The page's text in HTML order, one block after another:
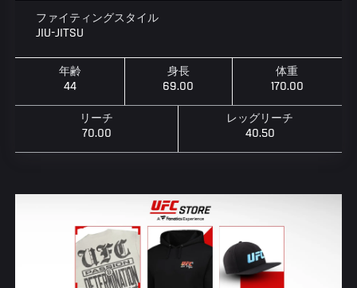
ファイティングスタイル
JIU-JITSU
年齢
44
身長
69.00
体重
170.00
リーチ
70.00
レッグリーチ
40.50